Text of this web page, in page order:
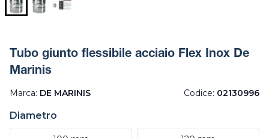
Tubo giunto flessibile acciaio Flex Inox De
Marinis
Marca: DE MARINIS Codice: 02130996
Diametro